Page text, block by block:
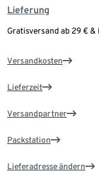
Lieferung
Gratisversand ab 29 € &
Versandkosten
Lieferzeit
Versandpartner
Packstation
Lieferadresse ändern